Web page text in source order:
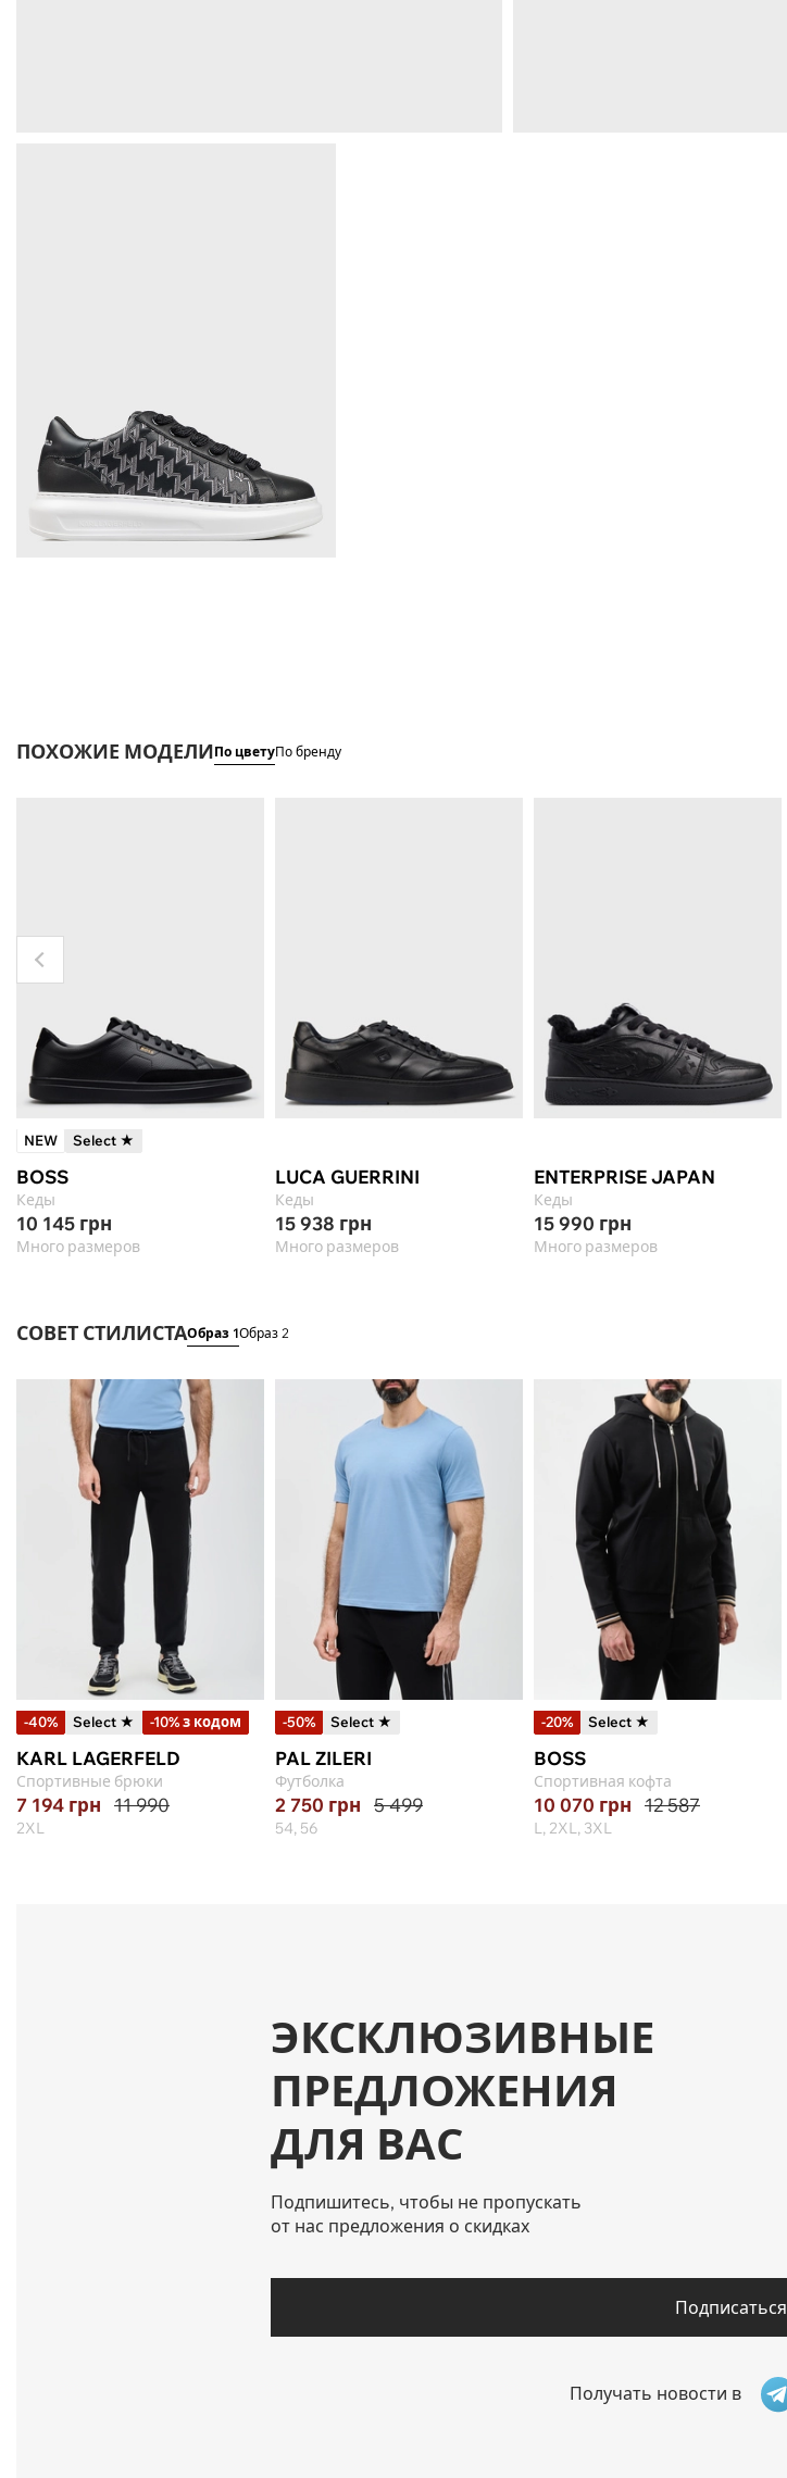
ПОХОЖИЕ МОДЕЛИПо цветуПо бренду
NEW Select ★
BOSS
Кеды
10 145 грн
Много размеров
LUCA GUERRINI
Кеды
15 938 грн
Много размеров
ENTERPRISE JAPAN
Кеды
15 990 грн
Много размеров
СОВЕТ СТИЛИСТАОбраз 1Образ 2
-40% Select ★ -10% з кодом
KARL LAGERFELD
Спортивные брюки
7 194 грн 11 990
2XL
-50% Select ★
PAL ZILERI
Футболка
2 750 грн 5 499
54, 56
-20% Select ★
BOSS
Спортивная кофта
10 070 грн 12 587
L, 2XL, 3XL
ЭКСКЛЮЗИВНЫЕ
ПРЕДЛОЖЕНИЯ
ДЛЯ ВАС
Подпишитесь, чтобы не пропускать
от нас предложения о скидках
Подписаться
Получать новости в